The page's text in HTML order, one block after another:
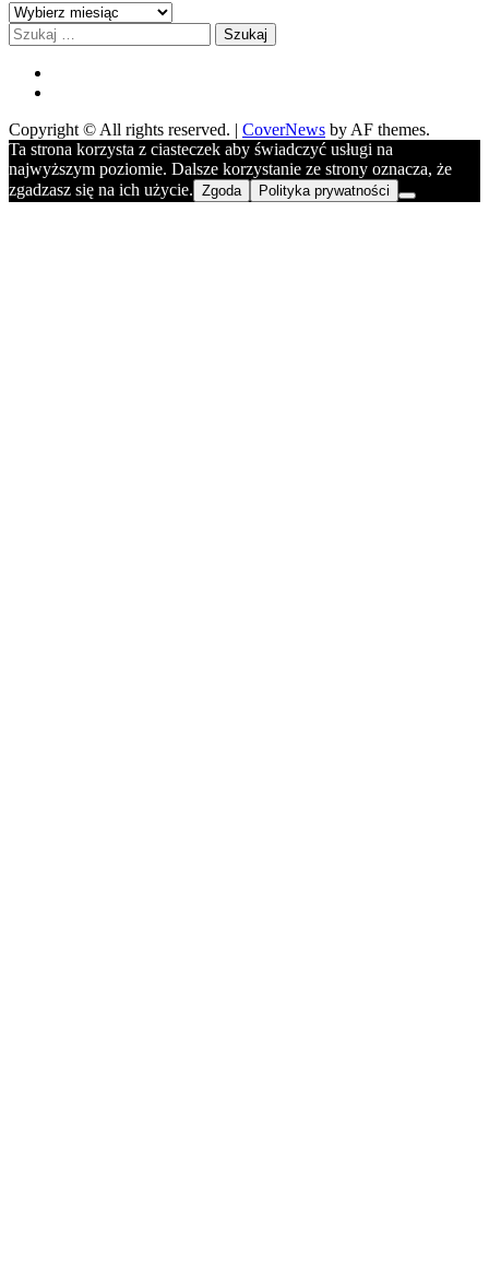
Archiwa
Szukaj:
Copyright © All rights reserved. CoverNews by AF themes.
Ta strona korzysta z ciasteczek aby świadczyć usługi na
najwyższym poziomie. Dalsze korzystanie ze strony oznacza, że
zgadzasz się na ich użycie. Zgoda Polityka prywatności